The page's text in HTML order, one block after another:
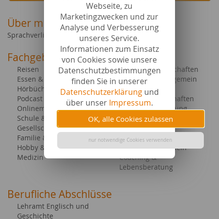
Webseite, zu
Marketingzwecken und zur
Analyse und Verbesserung
unseres Service.
Informationen zum Einsatz
von Cookies sowie unsere
Datenschutzbestimmungen
finden Sie in unserer
Datenschutzerklärungund
über unser Impressum.
OK, alle Cookies zulassen
nur notwendige Cookies verwenden
Über mich
Sprachverliebte Recherche-Maschine für Texte.
Fachgebiete bei content.de
Reisen
Essen & Trinken
Hörbücher & E-Books
Podcast
Onlinemarketing & PP
Schule & Studium
Gesellschaft & Politik
Familie & Kind
Hobby & Freizeit
Medizin
Liebe & Partnerschaften
Wissenschaft allgemein
Medizin
Geisteswissenschaften
Nahrungsergänzung
Gesellschaft allgemein
Tiere allgemein
Ernährung allgemein
Marketing allgemein
Coaching &
Lebensberatung
Berufliche Abschlüsse
Lehramt Englisch und
Geschichte